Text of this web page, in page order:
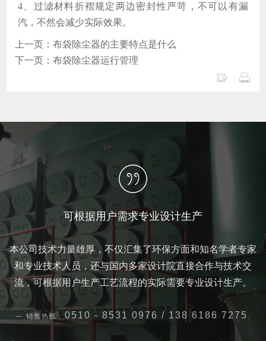
4、过滤材料折褶规定两边密封性严苛，不可以有漏
汽，不然会减少实际效果。
上一页：布袋除尘器的主要特点是什么
下一页：布袋除尘器运行管理
可根据用户需求专业设计生产
本公司技术力量雄厚，不仅汇集了环保方面和知名学者专家
和专业技术人员，还与国内多家设计院直接合作与技术交
流，可根据用户生产工艺流程的实际需要专业设计生产。
销售热线： 0510 - 8531 0976 / 138 6186 7275